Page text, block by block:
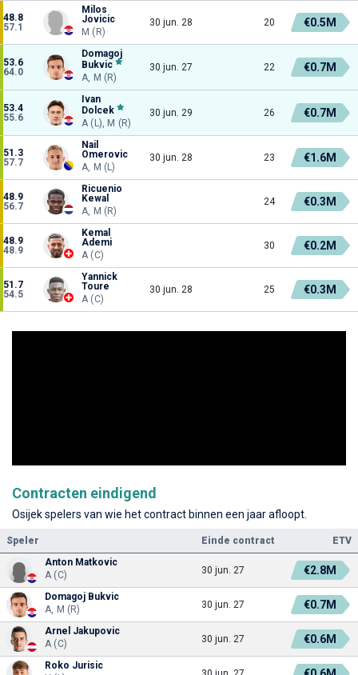
48.8
57.1
Milos
Jovicic
M (R)
30 jun. 28 20 €0.5M
53.6
64.0
Domagoj
Bukvic
A, M (R)
30 jun. 27 22 €0.7M
53.4
55.6
Ivan
Dolcek
A (L), M (R)
30 jun. 29 26 €0.7M
51.3
57.7
Nail
Omerovic
A, M (L)
30 jun. 28 23 €1.6M
48.9
56.7
Ricuenio
Kewal
A, M (R)
24 €0.3M
48.9
48.9
Kemal
Ademi
A (C)
30 €0.2M
51.7
54.5
Yannick
Toure
A (C)
30 jun. 28 25 €0.3M
Contracten eindigend
Osijek spelers van wie het contract binnen een jaar afloopt.
Speler Einde contract
ETV
Anton Matkovic
A (C)
30 jun. 27 €2.8M
Domagoj Bukvic
A, M (R)
30 jun. 27 €0.7M
Arnel Jakupovic
A (C)
30 jun. 27 €0.6M
Roko Jurisic